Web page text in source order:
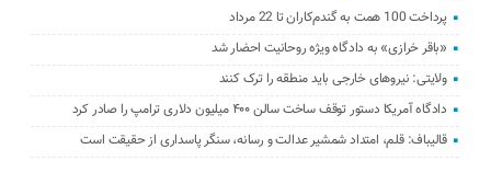
پرداخت 100 همت به گندم‌کاران تا 22 مرداد
«باقر خرازی» به دادگاه ویژه روحانیت احضار شد
ولایتی: نیرو‌های خارجی باید منطقه را ترک کنند
دادگاه آمریکا دستور توقف ساخت سالن ۴۰۰ میلیون دلاری ترامپ را صادر کرد
قالیباف: قلم، امتداد شمشیر عدالت و رسانه، سنگر پاسداری از حقیقت است